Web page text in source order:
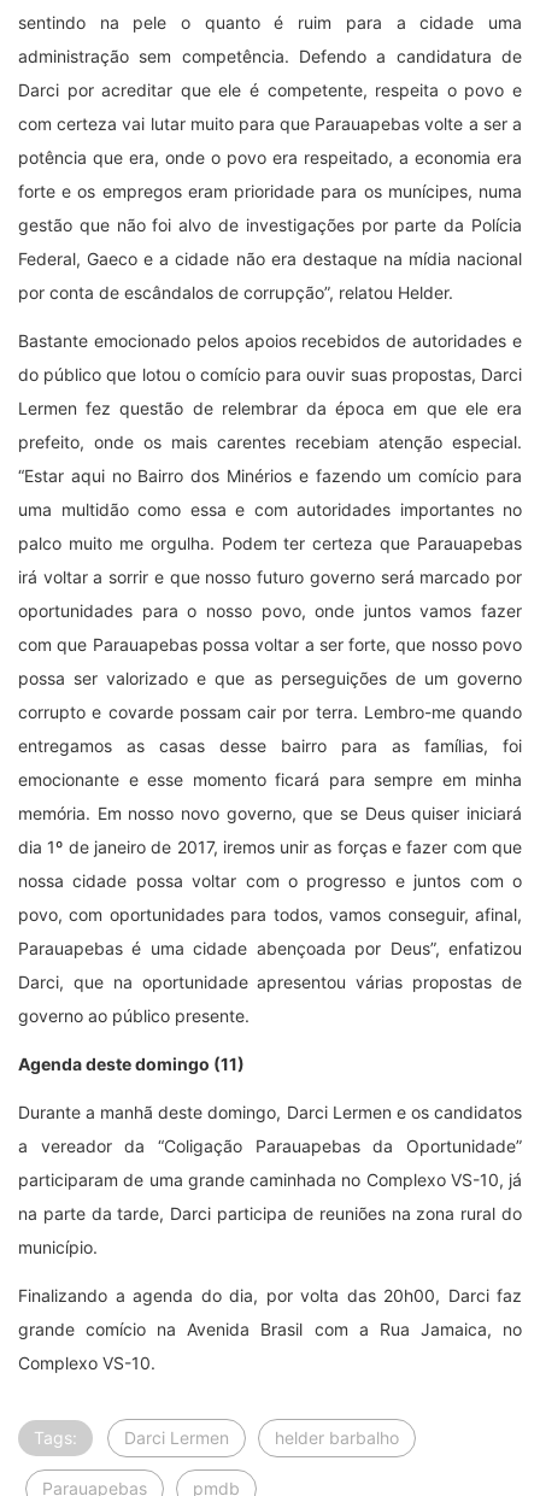
sentindo na pele o quanto é ruim para a cidade uma
administração sem competência. Defendo a candidatura de
Darci por acreditar que ele é competente, respeita o povo e
com certeza vai lutar muito para que Parauapebas volte a ser a
potência que era, onde o povo era respeitado, a economia era
forte e os empregos eram prioridade para os munícipes, numa
gestão que não foi alvo de investigações por parte da Polícia
Federal, Gaeco e a cidade não era destaque na mídia nacional
por conta de escândalos de corrupção”, relatou Helder.
Bastante emocionado pelos apoios recebidos de autoridades e
do público que lotou o comício para ouvir suas propostas, Darci
Lermen fez questão de relembrar da época em que ele era
prefeito, onde os mais carentes recebiam atenção especial.
“Estar aqui no Bairro dos Minérios e fazendo um comício para
uma multidão como essa e com autoridades importantes no
palco muito me orgulha. Podem ter certeza que Parauapebas
irá voltar a sorrir e que nosso futuro governo será marcado por
oportunidades para o nosso povo, onde juntos vamos fazer
com que Parauapebas possa voltar a ser forte, que nosso povo
possa ser valorizado e que as perseguições de um governo
corrupto e covarde possam cair por terra. Lembro-me quando
entregamos as casas desse bairro para as famílias, foi
emocionante e esse momento ficará para sempre em minha
memória. Em nosso novo governo, que se Deus quiser iniciará
dia 1º de janeiro de 2017, iremos unir as forças e fazer com que
nossa cidade possa voltar com o progresso e juntos com o
povo, com oportunidades para todos, vamos conseguir, afinal,
Parauapebas é uma cidade abençoada por Deus”, enfatizou
Darci, que na oportunidade apresentou várias propostas de
governo ao público presente.
Agenda deste domingo (11)
Durante a manhã deste domingo, Darci Lermen e os candidatos
a vereador da “Coligação Parauapebas da Oportunidade”
participaram de uma grande caminhada no Complexo VS-10, já
na parte da tarde, Darci participa de reuniões na zona rural do
município.
Finalizando a agenda do dia, por volta das 20h00, Darci faz
grande comício na Avenida Brasil com a Rua Jamaica, no
Complexo VS-10.
Tags: Darci Lermen helder barbalho
Parauapebas pmdb